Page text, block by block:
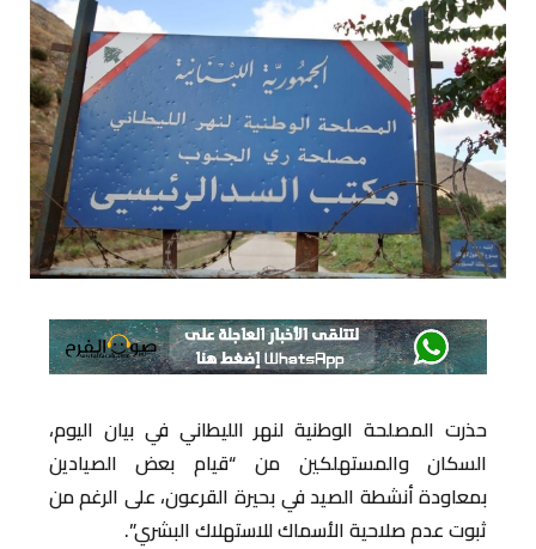
حذرت المصلحة الوطنية لنهر الليطاني في بيان اليوم،
السكان والمستهلكين من “قيام بعض الصيادين
بمعاودة أنشطة الصيد في بحيرة القرعون، على الرغم من
ثبوت عدم صلاحية الأسماك للاستهلاك البشري”.